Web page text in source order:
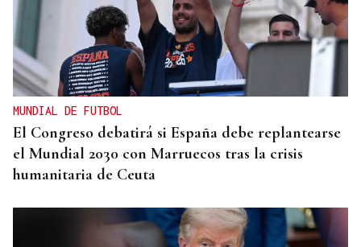
MUNDIAL DE FUTBOL
El Congreso debatirá si España debe replantearse
el Mundial 2030 con Marruecos tras la crisis
humanitaria de Ceuta